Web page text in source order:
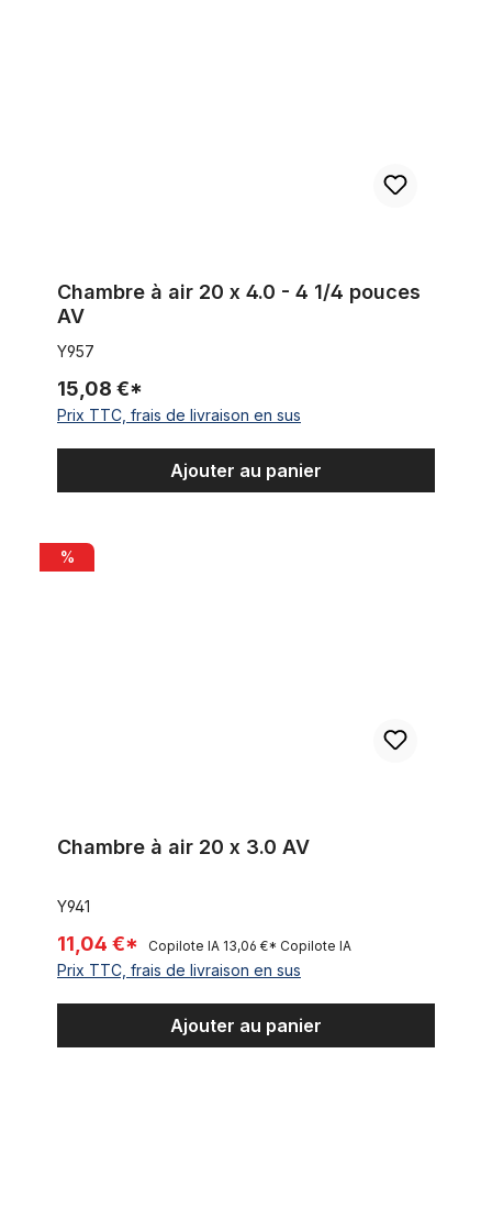
Chambre à air 20 x 4.0 - 4 1/4 pouces
AV
Y957
15,08 €*
Prix TTC, frais de livraison en sus
Ajouter au panier
Chambre à air 20 x 3.0 AV
%
Chambre à air 20 x 3.0 AV
Y941
11,04 €* Copilote IA 13,06 €* Copilote IA
Prix TTC, frais de livraison en sus
Ajouter au panier